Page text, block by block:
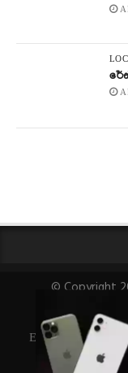
© Copyright
About Us
Ethics Policy